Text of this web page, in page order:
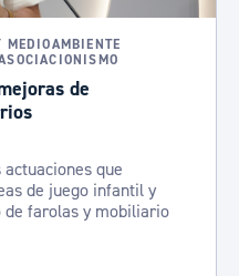
MEDIOAMBIENTE
de
que
de juego infantil y
farolas y mobiliario